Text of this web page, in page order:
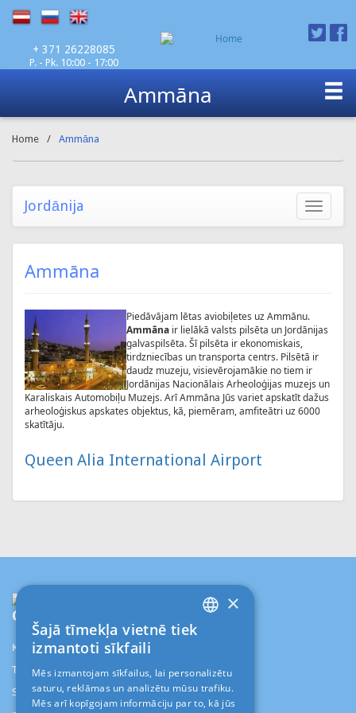
+ 371 26228085
P. - Pk. 10:00 - 17:00
Ammāna
Home / Ammāna
Toggle
Jordānija
Ammāna
Piedāvājam lētas aviobiļetes uz Ammānu.
Ammāna ir lielākā valsts pilsēta un Jordānijas
galvaspilsēta. Šī pilsēta ir ekonomiskais,
tirdzniecības un transporta centrs. Pilsētā ir
daudz muzeju, visievērojamākie no tiem ir
Jordānijas Nacionālais Arheoloģijas muzejs un
Karaliskais Automobiļu Muzejs. Arī Ammāna Jūs variet apskatīt dažus
arheoloģiskus apskates objektus, kā, piemēram, amfiteātri uz 6000
skatītāju.
Queen Alia International Airport
Contact
Kr.Barona 88/1-114d, Rīga, LV-1001
TŪRISMA AĢENTŪRA "ALANI"
SIA "ALANI"
ENGLISH
×
Šajā tīmekļa vietnē tiek
izmantoti sīkfaili
Mēs izmantojam sīkfailus, lai personalizētu
saturu, reklāmas un analizētu mūsu trafiku.
Mēs arī kopīgojam informāciju par to, kā jūs